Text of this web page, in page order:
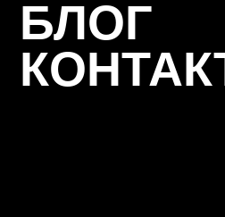
БЛОГ
Позиционирование
Коммуникационная